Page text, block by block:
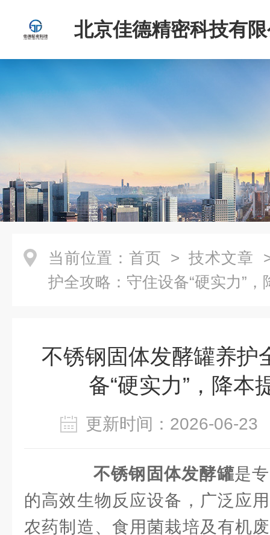
北京佳德精密科技有
当前位置： 首页 > 技术文章
护全攻略：守住设备“硬实力”
不锈钢固体发酵罐养护
备“硬实力”，降本
更新时间：2026-06-
不锈钢固体发酵罐是
的高效生物反应设备，广泛应
农药制造、食用菌栽培及有机